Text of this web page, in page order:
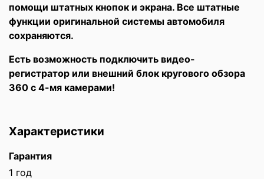
помощи штатных кнопок и экрана. Все штатные
функции оригинальной системы автомобиля
сохраняются.
Есть возможность подключить видео-
регистратор или внешний блок кругового обзора
360 с 4-мя камерами!
Характеристики
Гарантия
1 год